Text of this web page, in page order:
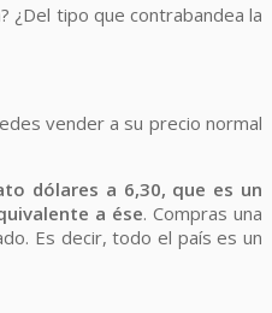
¿Del tipo que contrabandea la
vender a su precio normal
dólares a 6,30, que es un
a ése. Compras una
Es decir, todo el país es un